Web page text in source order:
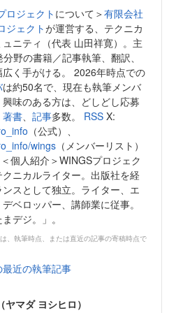
ロジェクト について＞有限会社
ジェクトが運営する、テクニカ
ュニティ（代表 山田祥寛）。主
野の書籍／記事執筆、翻訳、
く手がける。 2026年時点での
は約50名で、現在も執筆メンバ
興味のある方は、どしどし応募
著書 記事多数。 RSS X:
（公式）、
wings （メンバーリスト）
＜個人紹介＞WINGSプロジェク
クニカルライター。出版社を経
スとして独立。ライター、エ
ベロッパー、講師業に従事。
デジ。」。
、執筆時点、または直近の記事の寄稿時点で
最近の執筆記事
ヤマダ ヨシヒロ）